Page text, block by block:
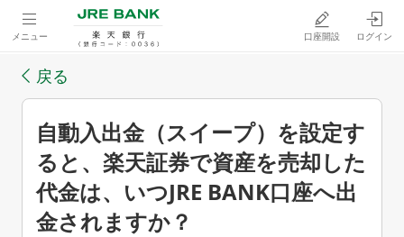
メニュー 口座開設 ログイン
戻る
自動入出金（スイープ）を設定す
ると、楽天証券で資産を売却した
代金は、いつJRE BANK口座へ出
金されますか？